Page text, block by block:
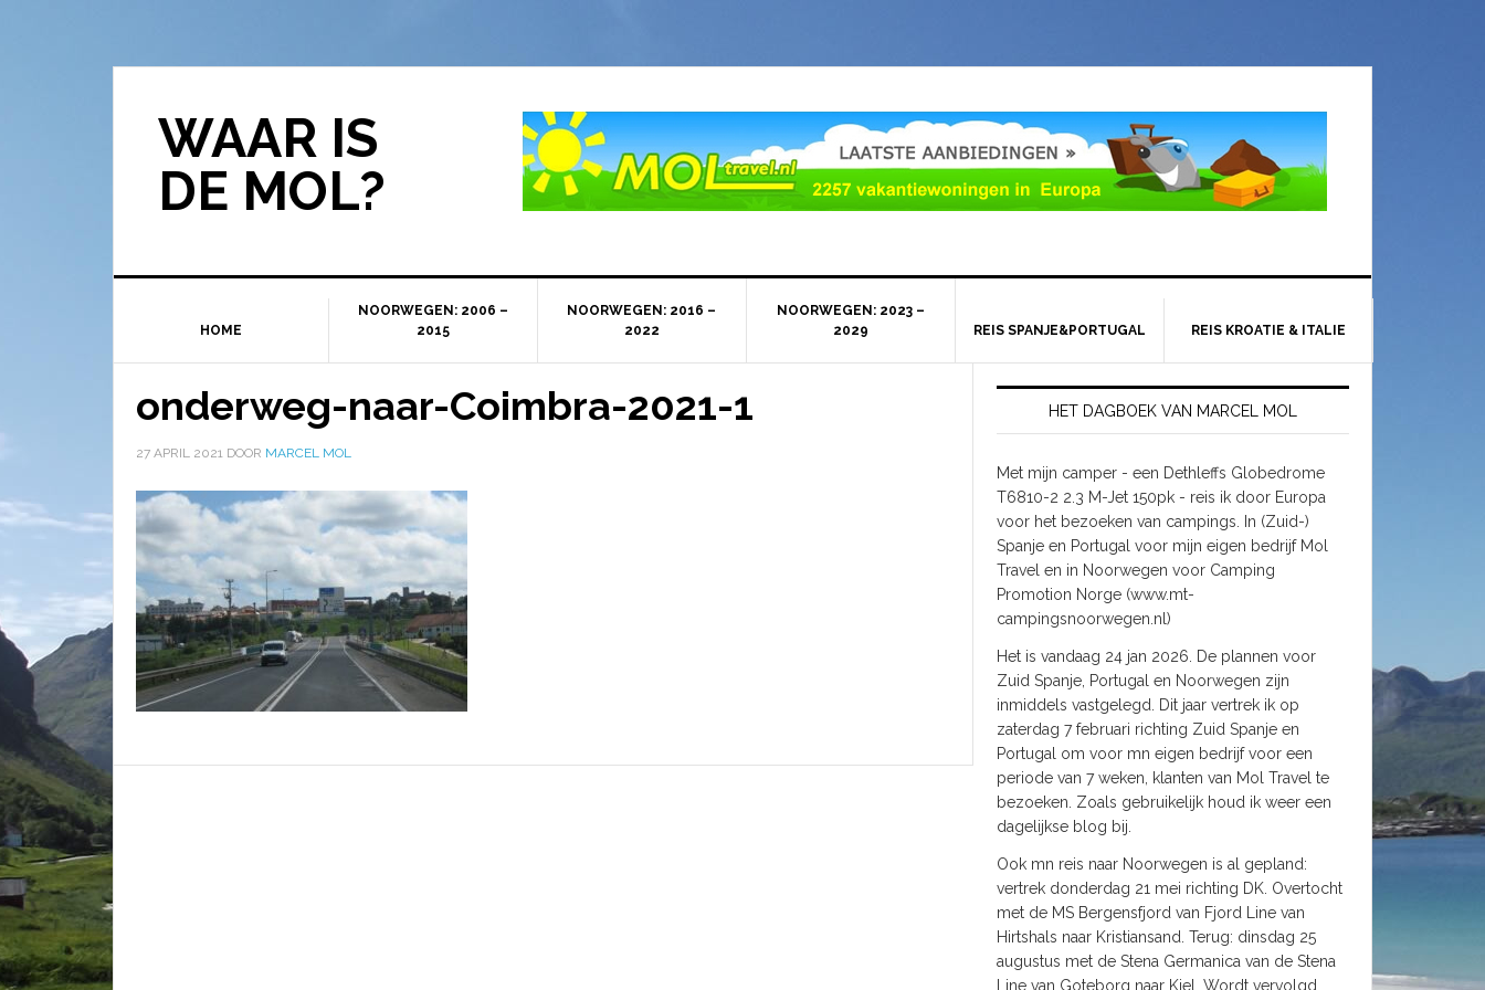
WAAR IS
DE MOL?
HOME
NOORWEGEN: 2006 –
2015
NOORWEGEN: 2016 –
2022
NOORWEGEN: 2023 –
2029
REIS SPANJE&PORTUGAL REIS KROATIE & ITALIE
onderweg-naar-Coimbra-2021-1
27 APRIL 2021 DOOR MARCEL MOL
HET DAGBOEK VAN MARCEL MOL
Met mijn camper - een Dethleffs Globedrome
T6810-2 2.3 M-Jet 150pk - reis ik door Europa
voor het bezoeken van campings. In (Zuid-)
Spanje en Portugal voor mijn eigen bedrijf Mol
Travel en in Noorwegen voor Camping
Promotion Norge (www.mt-
campingsnoorwegen.nl)
Het is vandaag 24 jan 2026. De plannen voor
Zuid Spanje, Portugal en Noorwegen zijn
inmiddels vastgelegd. Dit jaar vertrek ik op
zaterdag 7 februari richting Zuid Spanje en
Portugal om voor mn eigen bedrijf voor een
periode van 7 weken, klanten van Mol Travel te
bezoeken. Zoals gebruikelijk houd ik weer een
dagelijkse blog bij.
Ook mn reis naar Noorwegen is al gepland:
vertrek donderdag 21 mei richting DK. Overtocht
met de MS Bergensfjord van Fjord Line van
Hirtshals naar Kristiansand. Terug: dinsdag 25
augustus met de Stena Germanica van de Stena
Line van Goteborg naar Kiel. Wordt vervolgd.